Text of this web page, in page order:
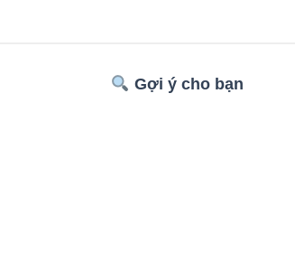
Gợi ý cho bạn